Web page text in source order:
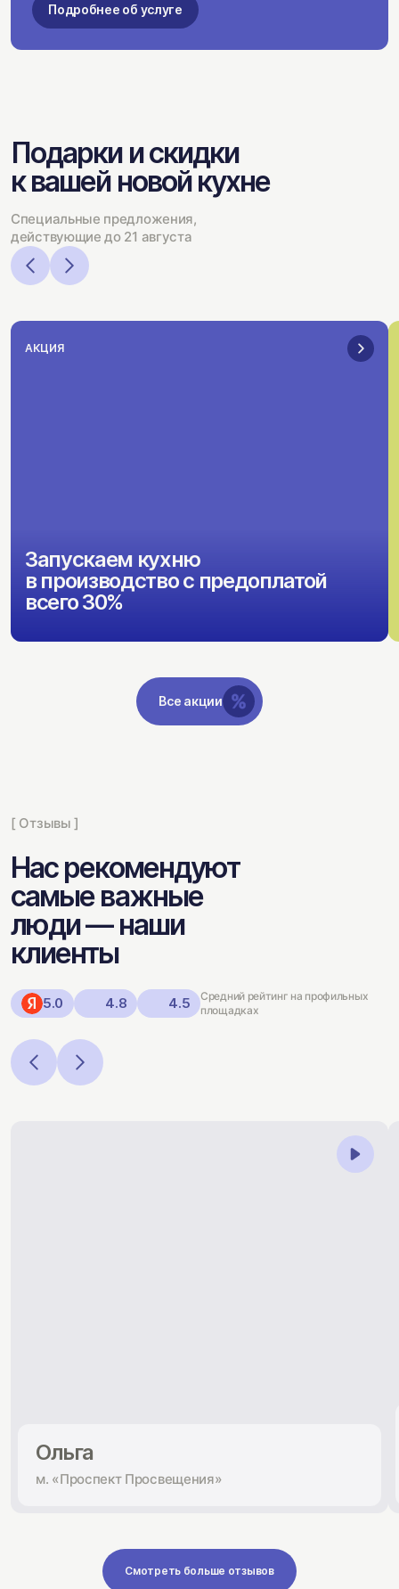
Подробнее об услуге
Подарки и скидки
к вашей новой кухне
Специальные предложения,
действующие до 21 августа
АКЦИЯ
Запускаем кухню
в производство с предоплатой
всего 30%
Все акции
[ Отзывы ]
Нас рекомендуют
самые важные
люди — наши
клиенты
5.0 4.8 4.5
Средний рейтинг на профильных
площадках
Ольга
м. «Проспект Просвещения»
Смотреть больше отзывов